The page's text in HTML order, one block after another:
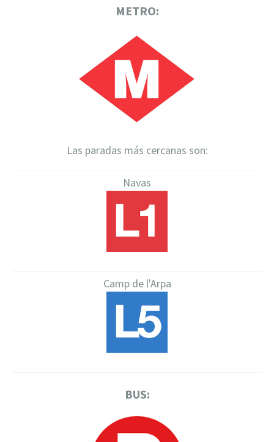
METRO:
Las paradas más cercanas son:
Navas
Camp de l'Arpa
BUS: